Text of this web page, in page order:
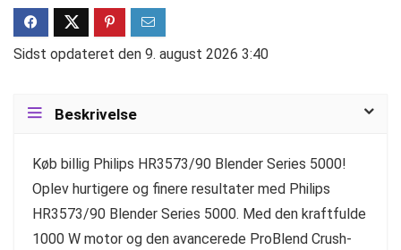
Sidst opdateret den 9. august 2026 3:40
Beskrivelse
Køb billig Philips HR3573/90 Blender Series 5000!
Oplev hurtigere og finere resultater med Philips
HR3573/90 Blender Series 5000. Med den kraftfulde
1000 W motor og den avancerede ProBlend Crush-